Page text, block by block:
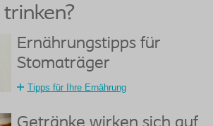
Ernährungstipps für
Stomaträger
Tipps für Ihre Ernährung